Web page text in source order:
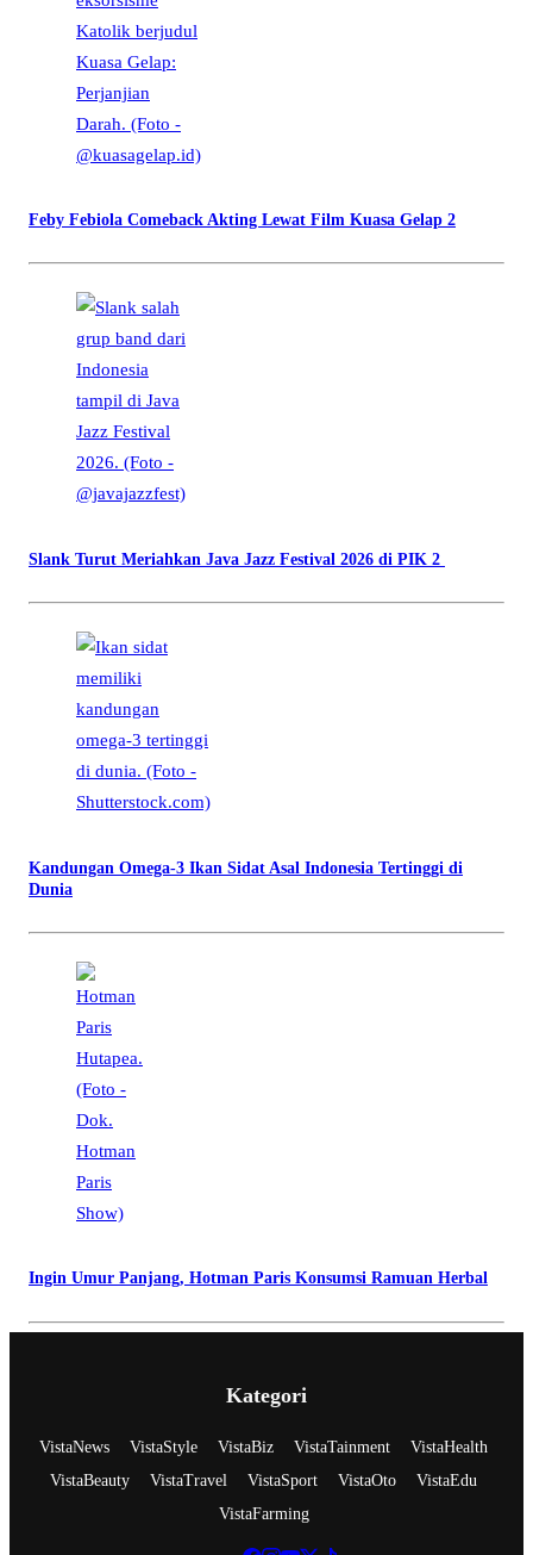
Feby Febiola Comeback Akting Lewat Film Kuasa Gelap 2
Slank Turut Meriahkan Java Jazz Festival 2026 di PIK 2
Kandungan Omega-3 Ikan Sidat Asal Indonesia Tertinggi di
Dunia
Ingin Umur Panjang, Hotman Paris Konsumsi Ramuan Herbal
Kategori
VistaNews VistaStyle VistaBiz VistaTainment
VistaHealth
VistaBeauty
VistaTravel VistaSport VistaOto
VistaEdu
VistaFarming